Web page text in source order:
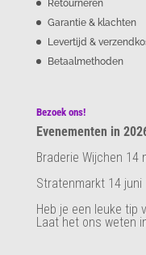
Retourneren
Garantie & klachten
Levertijd &
Betaalmethoden
Bezoek ons!
Evenementen in
Braderie Wijchen 14
Stratenmarkt 14 juni
Heb je een leuke tip
Laat het ons weten